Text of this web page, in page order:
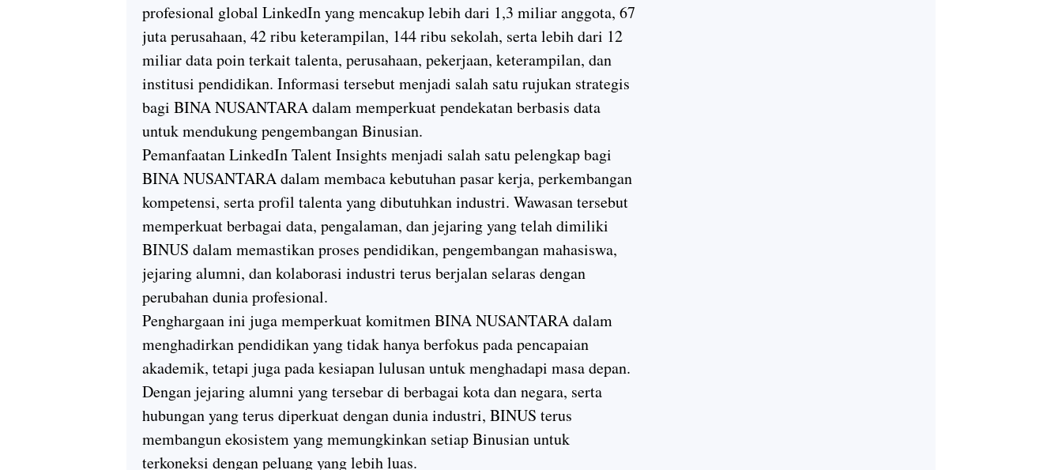
profesional global LinkedIn yang mencakup lebih dari 1,3 miliar anggota, 67
juta perusahaan, 42 ribu keterampilan, 144 ribu sekolah, serta lebih dari 12
miliar data poin terkait talenta, perusahaan, pekerjaan, keterampilan, dan
institusi pendidikan. Informasi tersebut menjadi salah satu rujukan strategis
bagi BINA NUSANTARA dalam memperkuat pendekatan berbasis data
untuk mendukung pengembangan Binusian.
Pemanfaatan LinkedIn Talent Insights menjadi salah satu pelengkap bagi
BINA NUSANTARA dalam membaca kebutuhan pasar kerja, perkembangan
kompetensi, serta profil talenta yang dibutuhkan industri. Wawasan tersebut
memperkuat berbagai data, pengalaman, dan jejaring yang telah dimiliki
BINUS dalam memastikan proses pendidikan, pengembangan mahasiswa,
jejaring alumni, dan kolaborasi industri terus berjalan selaras dengan
perubahan dunia profesional.
Penghargaan ini juga memperkuat komitmen BINA NUSANTARA dalam
menghadirkan pendidikan yang tidak hanya berfokus pada pencapaian
akademik, tetapi juga pada kesiapan lulusan untuk menghadapi masa depan.
Dengan jejaring alumni yang tersebar di berbagai kota dan negara, serta
hubungan yang terus diperkuat dengan dunia industri, BINUS terus
membangun ekosistem yang memungkinkan setiap Binusian untuk
terkoneksi dengan peluang yang lebih luas.